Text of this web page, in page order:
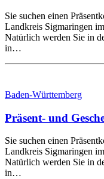
Sie suchen einen
Landkreis Sigmaringen
Natürlich werden Sie in
in…
Baden-Württemberg
Präsent- und
Sie suchen einen
Landkreis Sigmaringen
Natürlich werden Sie in
in…